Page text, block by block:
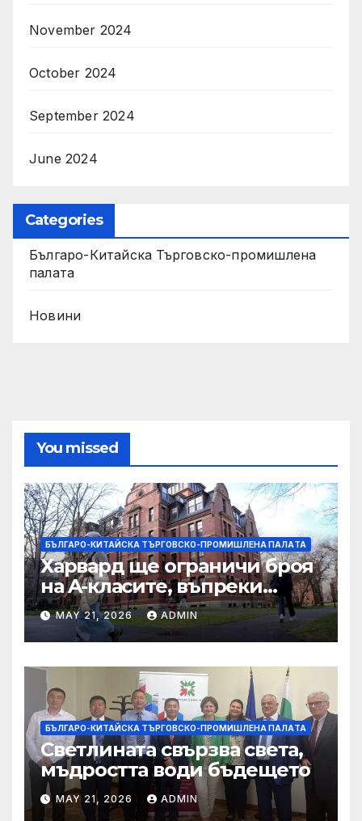
November 2024
October 2024
September 2024
June 2024
Categories
Българо-Китайска Търговско-промишлена
палaта
Новини
You missed
БЪЛГАРО-КИТАЙСКА ТЪРГОВСКО-ПРОМИШЛЕНА ПАЛAТА
Харвард ще ограничи броя
на A-класите, въпреки
силната съпротива на
студентите
MAY 21, 2026 ADMIN
БЪЛГАРО-КИТАЙСКА ТЪРГОВСКО-ПРОМИШЛЕНА ПАЛAТА
Светлината свързва света,
мъдростта води бъдещето
MAY 21, 2026 ADMIN